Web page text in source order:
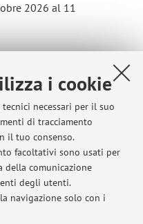
i cookie
necessari per il suo
di tracciamento
il tuo consenso.
facoltativi sono usati per
della comunicazione
degli utenti.
navigazione solo con i
2026 al 11
L; M-Q) / Information
07/2026
(D-L) - sessione estiva
and Law - summer